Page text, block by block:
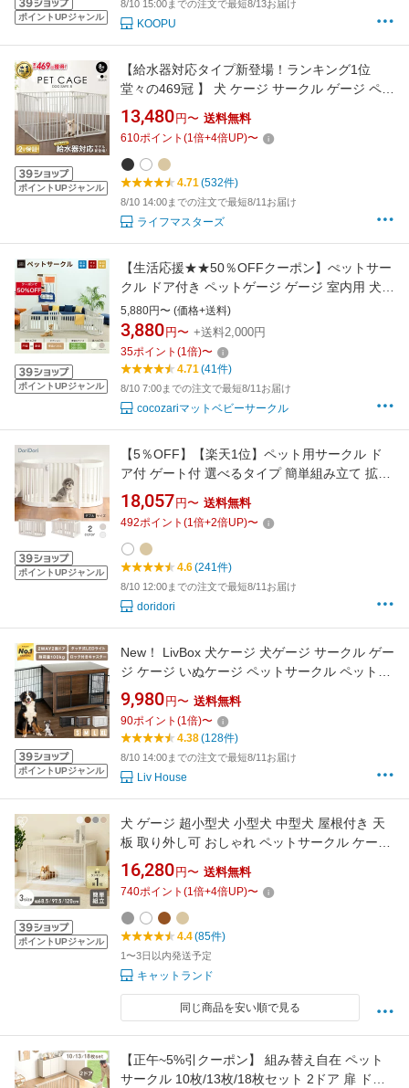
ポイントUPジャンル
8/10 15:00までの注文で最短8/13お届け
KOOPU
ポイントUPジャンル
【給水器対応タイプ新登場！ランキング1位
堂々の469冠 】 犬 ケージ サークル ゲージ ペッ
トケージ 犬用 ペットゲージ ペットケージ ペッ
トサークル ペットフェンス 8枚セット【2年保
証】 給水機 給水器 ゲージ 脱走防止 ドッグケー
ジ ドッグサークル 小型犬 中型犬 mybest
13,480 円〜 送料無料
610ポイント (1倍+4倍UP)〜
4.71(532件)
8/10 14:00までの注文で最短8/11お届け
ライフマスターズ
ポイントUPジャンル
【生活応援★★50％OFFクーポン】ぺットサー
クル ドア付き ペットゲージ ゲージ 室内用 犬用
犬 サークル ペットフェンス トイレトレーニン
グ 中型犬 組み立て 犬 ゲージ ケージ おしゃれ
大きいサイズ 安全 扉 kor お洒落 140*60～
200×280 仕切 cocozari
5,880円〜 (価格+送料)
3,880 円〜 +送料2,000円
35ポイント (1倍)〜
4.71(41件)
8/10 7:00までの注文で最短8/11お届け
cocozariマットベビーサークル
ポイントUPジャンル
【5％OFF】【楽天1位】ペット用サークル ド
ア付 ゲート付 選べるタイプ 簡単組み立て 拡張
増設 ペットサークル 広い 犬用ゲージ ペットゲ
ート 置くだけ フェンスケージ 多頭飼い ジョイ
ント式 犬 th123 DoriDori dor11
18,057 円〜 送料無料
492ポイント (1倍+2倍UP)〜
4.6(241件)
8/10 12:00までの注文で最短8/11お届け
doridori
ポイントUPジャンル
New！ LivBox 犬ケージ 犬ゲージ サークル ゲー
ジ ケージ いぬケージ ペットサークル ペットゲ
ージ 4サイズ 木製 木目 屋根付き キャスター付
き 小型犬 中型犬 大型犬 ペット サークル ウッ
ディサークル ウッド おしゃれ
9,980 円〜 送料無料
90ポイント (1倍)〜
4.38(128件)
8/10 14:00までの注文で最短8/11お届け
Liv House
ポイントUPジャンル
犬 ゲージ 超小型犬 小型犬 中型犬 屋根付き 天
板 取り外し可 おしゃれ ペットサークル ケージ
サークル 拭くだけ お手入れ アイリスオーヤマ
インテリアウッディサークル PIWS-650 PIWS-
960 PIWS-1260 * 【AR対象】
16,280 円〜 送料無料
740ポイント (1倍+4倍UP)〜
4.4(85件)
1〜3日以内発送予定
キャットランド
同じ商品を安い順で見る
【正午~5%引クーポン】 組み替え自在 ペット
サークル 10枚/13枚/18枚セット 2ドア 扉 ドア